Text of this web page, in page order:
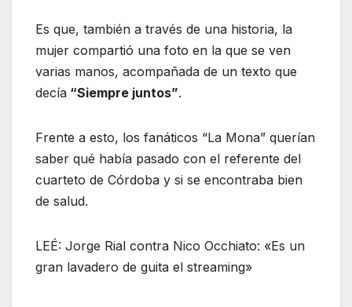
Es que, también a través de una historia, la
mujer compartió una foto en la que se ven
varias manos, acompañada de un texto que
decía “Siempre juntos”.
Frente a esto, los fanáticos “La Mona” querían
saber qué había pasado con el referente del
cuarteto de Córdoba y si se encontraba bien
de salud.
LEÉ: Jorge Rial contra Nico Occhiato: «Es un
gran lavadero de guita el streaming»